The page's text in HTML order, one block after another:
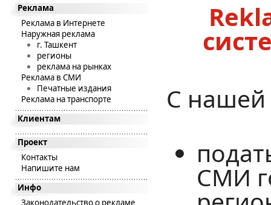
Реклама
Реклама в Интернете
Наружная реклама
г. Ташкент
регионы
реклама на рынках
Реклама в СМИ
Печатные издания
Реклама на транспорте
Клиентам
Проект
Контакты
Напишите нам
Инфо
Законодательство о рекламе
С
СМИ